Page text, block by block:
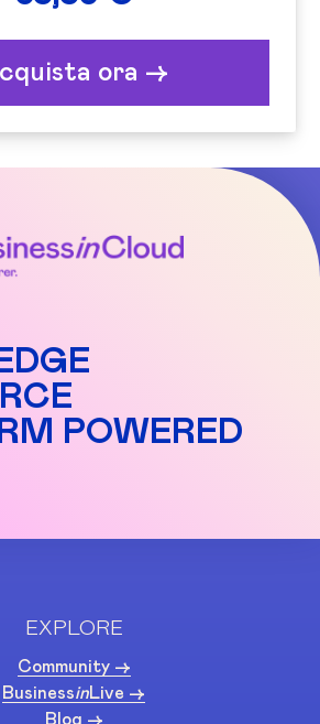
ora ->
POWERED
EXPLORE
Community ->
BusinessinLive ->
Blog ->